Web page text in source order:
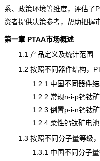
系、政策环境等维度，评估了
资者提供决策参考，帮助把握
第一章 PTAA市场概述
1.1 产品定义及统计范围
1.2 按照不同器件结构，
1.2.1 中国不同器件结构
1.2.2 常规n-i-p钙钛矿
1.2.3 倒置p-i-n钙钛矿
1.2.4 柔性钙钛矿电池
1.3 按照不同分子量等级，
1.3.1 中国不同分子量等